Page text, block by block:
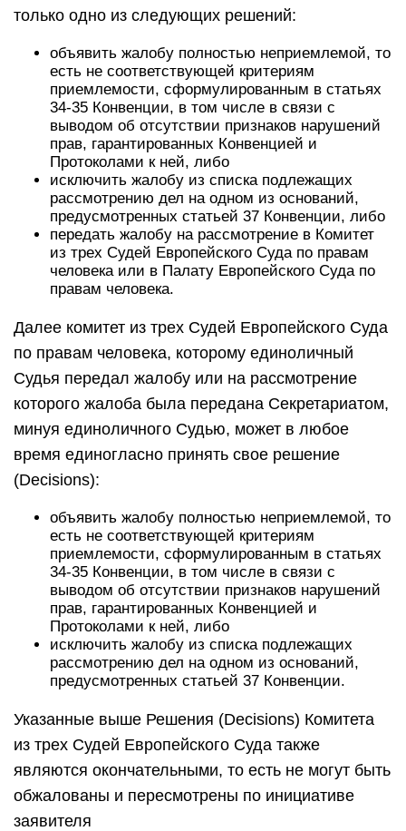
только одно из следующих решений:
объявить жалобу полностью неприемлемой, то
есть не соответствующей критериям
приемлемости, сформулированным в статьях
34-35 Конвенции, в том числе в связи с
выводом об отсутствии признаков нарушений
прав, гарантированных Конвенцией и
Протоколами к ней, либо
исключить жалобу из списка подлежащих
рассмотрению дел на одном из оснований,
предусмотренных статьей 37 Конвенции, либо
передать жалобу на рассмотрение в Комитет
из трех Судей Европейского Суда по правам
человека или в Палату Европейского Суда по
правам человека.
Далее комитет из трех Судей Европейского Суда
по правам человека, которому единоличный
Судья передал жалобу или на рассмотрение
которого жалоба была передана Секретариатом,
минуя единоличного Судью, может в любое
время единогласно принять свое решение
(Decisions):
объявить жалобу полностью неприемлемой, то
есть не соответствующей критериям
приемлемости, сформулированным в статьях
34-35 Конвенции, в том числе в связи с
выводом об отсутствии признаков нарушений
прав, гарантированных Конвенцией и
Протоколами к ней, либо
исключить жалобу из списка подлежащих
рассмотрению дел на одном из оснований,
предусмотренных статьей 37 Конвенции.
Указанные выше Решения (Decisions) Комитета
из трех Судей Европейского Суда также
являются окончательными, то есть не могут быть
обжалованы и пересмотрены по инициативе
заявителя